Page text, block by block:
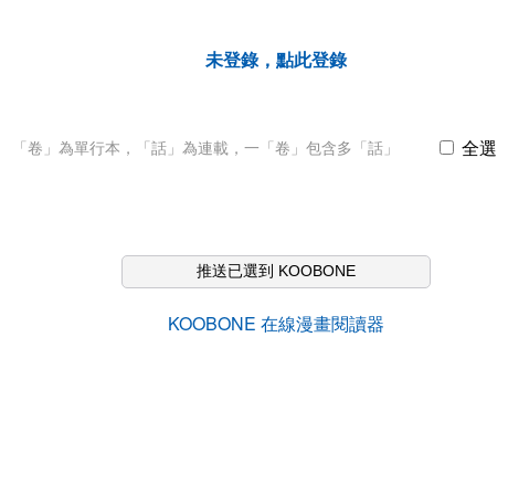
未登錄，點此登錄
「卷」為單行本，「話」為連載，一「卷」包含多「話」 全選
推送已選到 KOOBONE
KOOBONE 在線漫畫閱讀器